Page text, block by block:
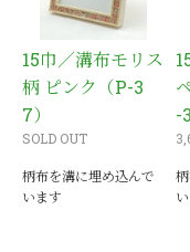
15巾／溝布モリス
柄 ピンク（P-3
7）
SOLD OUT
柄布を溝に埋め込んで
います
-